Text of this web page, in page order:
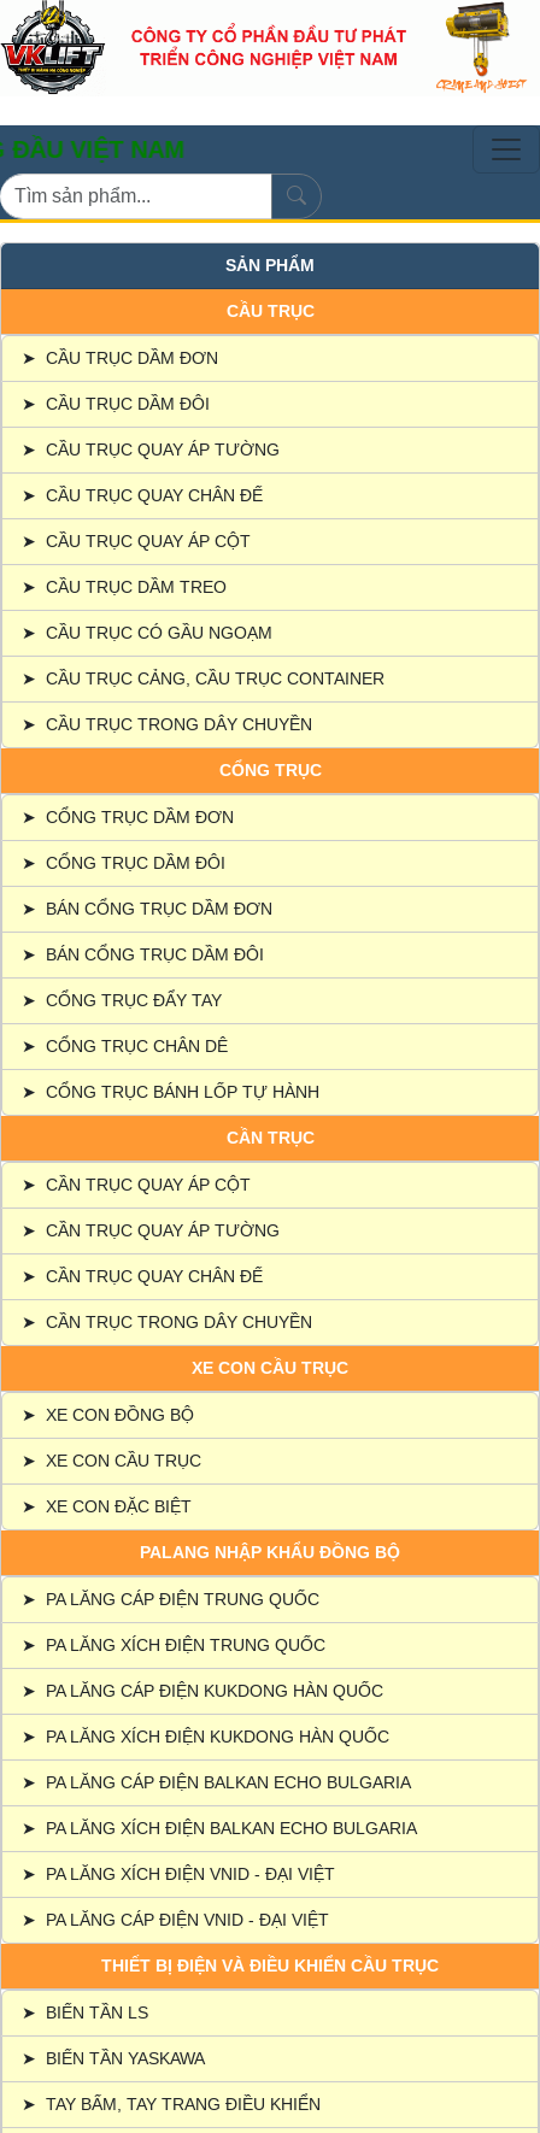
NAM
SẢN PHẨM
CẦU TRỤC
➤ CẦU TRỤC DẦM ĐƠN
➤ CẦU TRỤC DẦM ĐÔI
➤ CẦU TRỤC QUAY ÁP TƯỜNG
➤ CẦU TRỤC QUAY CHÂN ĐẾ
➤ CẦU TRỤC QUAY ÁP CỘT
➤ CẦU TRỤC DẦM TREO
➤ CẦU TRỤC CÓ GẦU NGOẠM
➤ CẦU TRỤC CẢNG, CẦU TRỤC CONTAINER
➤ CẦU TRỤC TRONG DÂY CHUYỀN
CỔNG TRỤC
➤ CỔNG TRỤC DẦM ĐƠN
➤ CỔNG TRỤC DẦM ĐÔI
➤ BÁN CỔNG TRỤC DẦM ĐƠN
➤ BÁN CỔNG TRỤC DẦM ĐÔI
➤ CỔNG TRỤC ĐẨY TAY
➤ CỔNG TRỤC CHÂN DÊ
➤ CỔNG TRỤC BÁNH LỐP TỰ HÀNH
CẦN TRỤC
➤ CẦN TRỤC QUAY ÁP CỘT
➤ CẦN TRỤC QUAY ÁP TƯỜNG
➤ CẦN TRỤC QUAY CHÂN ĐẾ
➤ CẦN TRỤC TRONG DÂY CHUYỀN
XE CON CẦU TRỤC
➤ XE CON ĐỒNG BỘ
➤ XE CON CẦU TRỤC
➤ XE CON ĐẶC BIỆT
PALANG NHẬP KHẨU ĐỒNG BỘ
➤ PA LĂNG CÁP ĐIỆN TRUNG QUỐC
➤ PA LĂNG XÍCH ĐIỆN TRUNG QUỐC
➤ PA LĂNG CÁP ĐIỆN KUKDONG HÀN QUỐC
➤ PA LĂNG XÍCH ĐIỆN KUKDONG HÀN QUỐC
➤ PA LĂNG CÁP ĐIỆN BALKAN ECHO BULGARIA
➤ PA LĂNG XÍCH ĐIỆN BALKAN ECHO BULGARIA
➤ PA LĂNG XÍCH ĐIỆN VNID - ĐẠI VIỆT
➤ PA LĂNG CÁP ĐIỆN VNID - ĐẠI VIỆT
THIẾT BỊ ĐIỆN VÀ ĐIỀU KHIỂN CẦU TRỤC
➤ BIẾN TẦN LS
➤ BIẾN TẦN YASKAWA
➤ TAY BẤM, TAY TRANG ĐIỀU KHIỂN